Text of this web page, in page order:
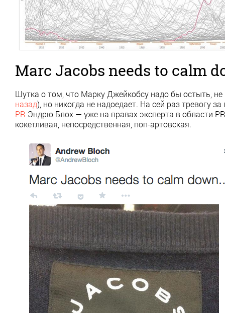
Marc Jacobs needs to calm
Шутка о том, что Марку Джейкобсу надо бы остыть,
назад), но никогда не надоедает. На сей раз тревогу
PR Эндрю Блох — уже на правах эксперта в области
кокетливая, непосредственная, поп-артовская.